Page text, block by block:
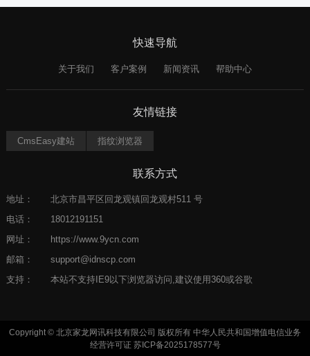
快速导航
关于我们 客户案例 新闻资讯 帮助中心
友情链接
CmsEasy建站 指纹浏览器
联系方式
地址：
北京市昌平区回龙观镇回龙观村511 号
电话：
18012191151
网址：
https://www.9ycn.com
邮箱：
support@idnscp.com
支持：
本站不支持IE9以下浏览器访问,建议使用360或谷歌
Copyright © 北京家龙网讯科技有限公司 版权所有 中华人民共和国增值电信业务
经营许可证 苏ICP备2025178577号